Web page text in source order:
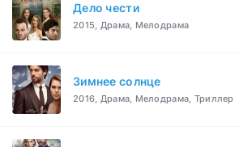
Дело чести
2015, Драма, Мелодрама
Зимнее солнце
2016, Драма, Мелодрама, Триллер